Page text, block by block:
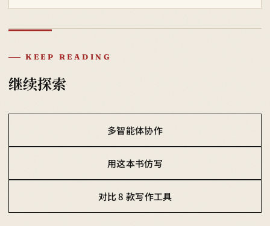
KEEP READING
继续探索
多智能体协作
用这本书仿写
对比 8 款写作工具